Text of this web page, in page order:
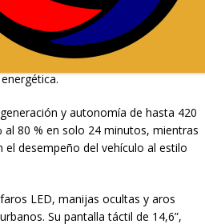
su gestión es el AION UT, un
hatchback urbano combina
una experiencia de
4.270 mm y una distancia entre
y autonomía de hasta 420
al 80 % en solo 24 minutos, mientras
el desempeño del vehículo al estilo
LED, manijas ocultas y aros
Su pantalla táctil de 14,6”,